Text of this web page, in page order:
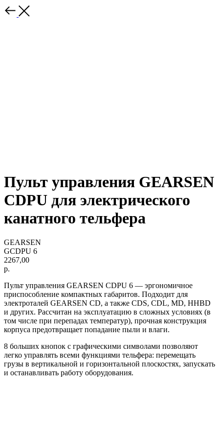
Пульт управления GEARSEN
CDPU для электрического
канатного тельфера
GEARSEN
GCDPU 6
2267,00
р.
Пульт управления GEARSEN CDPU 6 — эргономичное
приспособление компактных габаритов. Подходит для
электроталей GEARSEN CD, а также CDS, CDL, MD, HHBD
и других. Рассчитан на эксплуатацию в сложных условиях (в
том числе при перепадах температур), прочная конструкция
корпуса предотвращает попадание пыли и влаги.
8 больших кнопок с графическими символами позволяют
легко управлять всеми функциями тельфера: перемещать
грузы в вертикальной и горизонтальной плоскостях, запускать
и останавливать работу оборудования.